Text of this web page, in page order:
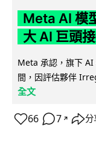
Meta AI 模
大 AI 巨頭
Meta 承認，旗下
間，因評估夥伴
全文
66 7 ↗ 分